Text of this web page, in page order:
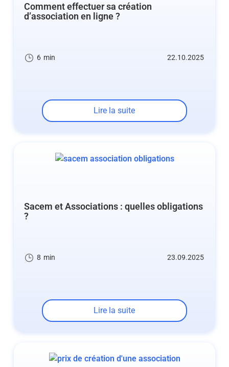
Comment effectuer sa création
d’association en ligne ?
6 min 22.10.2025
Lire la suite
Sacem et Associations : quelles obligations
?
8 min 23.09.2025
Lire la suite